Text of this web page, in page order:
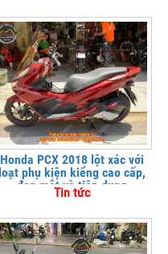
Honda PCX 2018 lột xác với
loạt phụ kiện kiểng cao cấp,
đẹp mắt và tiện dụng
Tin tức